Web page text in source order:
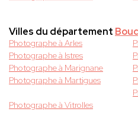
Villes du département
Photographe à Arles
Photographe à Istres
Photographe à Marignane
Photographe à Martigues
Photographe à Vitrolles